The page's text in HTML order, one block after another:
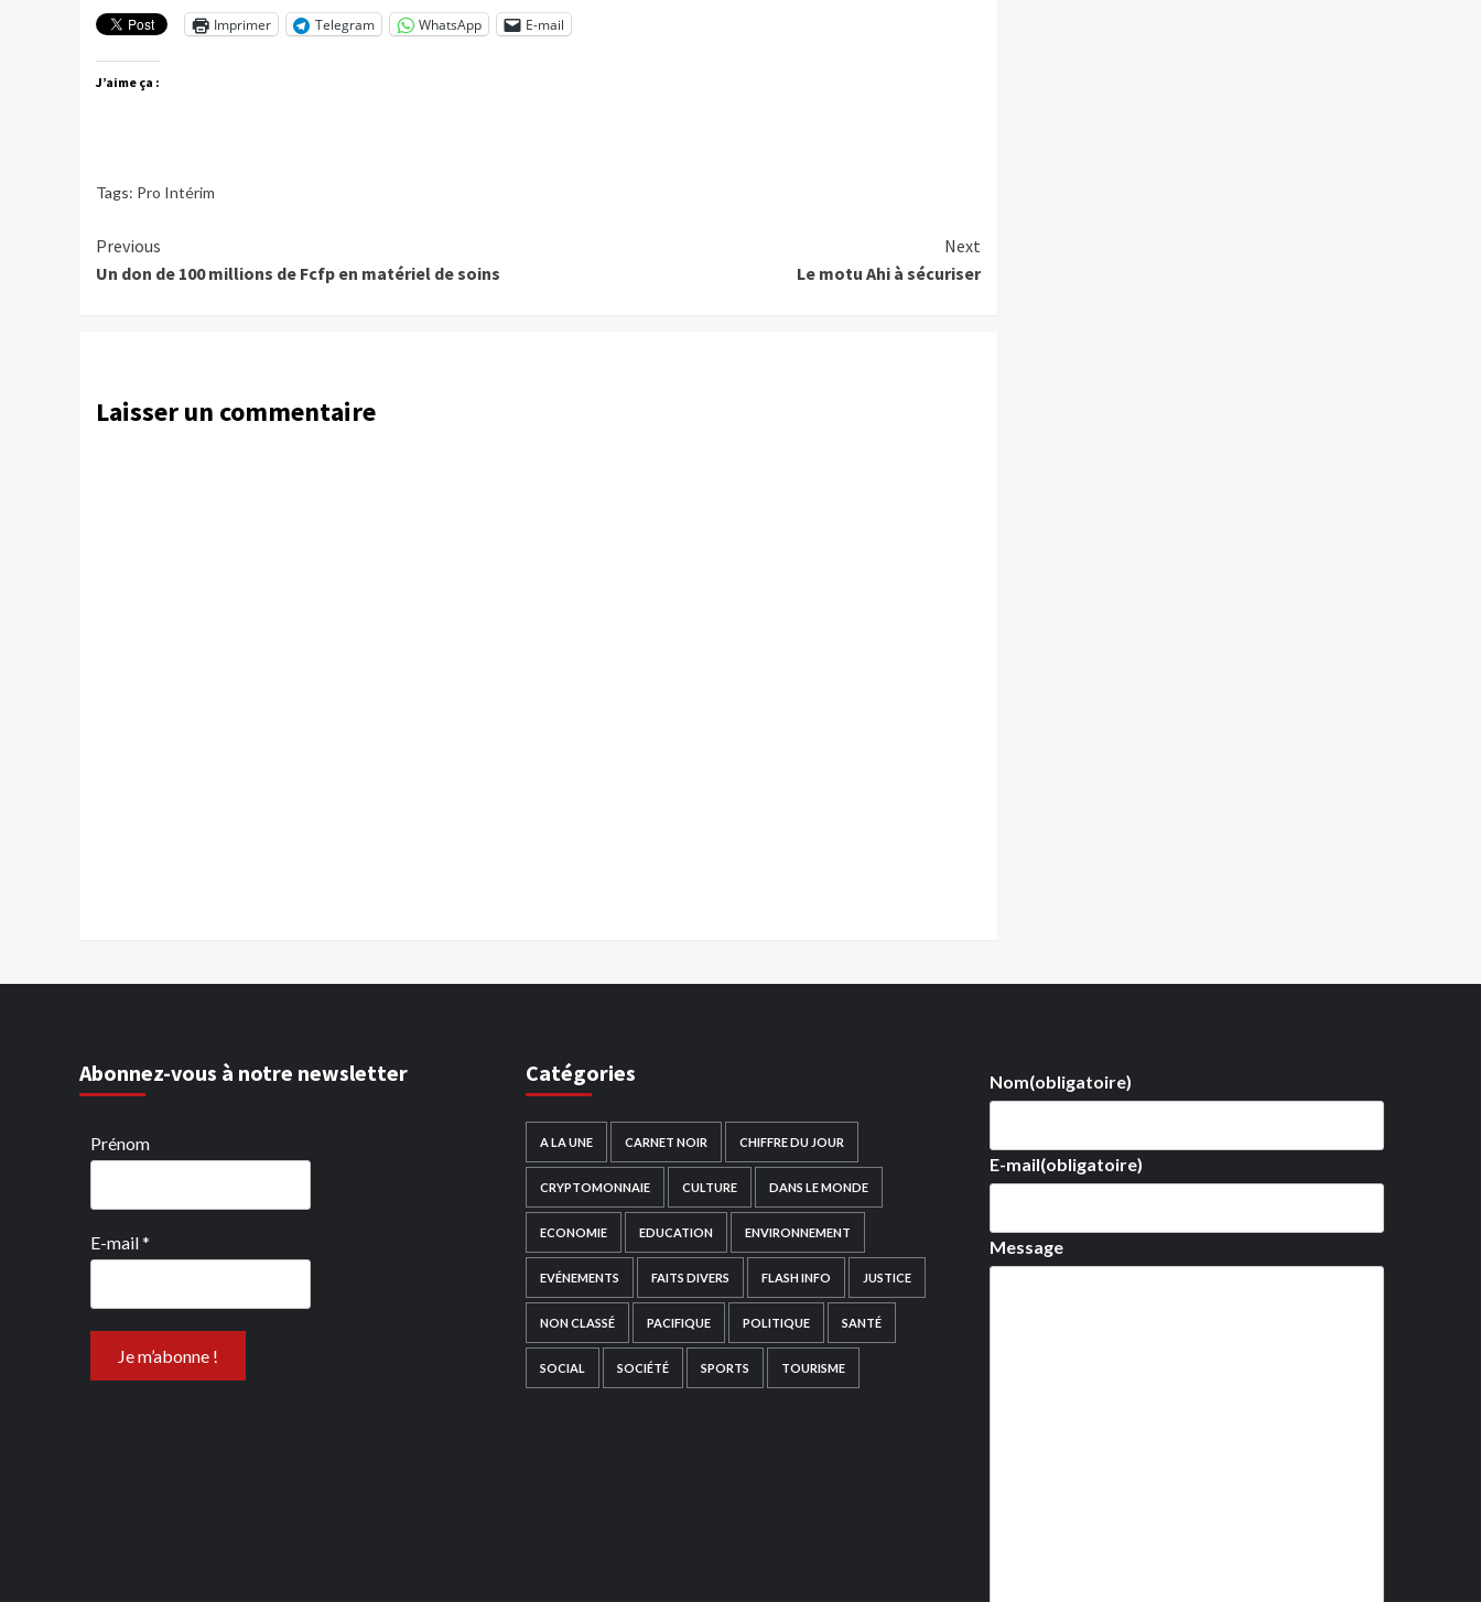
Imprimer Telegram WhatsApp E-mail
J’aime ça :
Tags: Pro Intérim
Continue
Reading
Previous
Un don de 100 millions de Fcfp en matériel de soins
Next
Le motu Ahi à sécuriser
Laisser un commentaire
Abonnez-vous à notre newsletter
Prénom
E-mail*
Catégories
A LA UNE CARNET NOIR CHIFFRE DU JOUR
CRYPTOMONNAIE CULTURE DANS LE MONDE
ECONOMIE EDUCATION ENVIRONNEMENT
EVÉNEMENTS FAITS DIVERS FLASH INFO JUSTICE
NON CLASSÉ PACIFIQUE POLITIQUE SANTÉ
SOCIAL SOCIÉTÉ SPORTS TOURISME
Nom(obligatoire)
E-mail(obligatoire)
Message